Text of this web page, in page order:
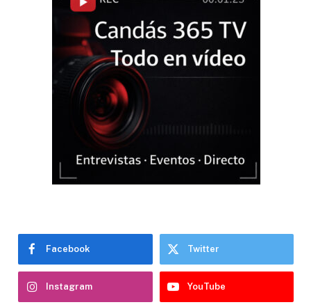
Facebook Twitter
Instagram YouTube